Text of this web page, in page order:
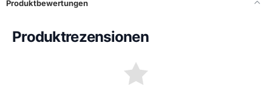
Produktbewertungen
Produktrezensionen